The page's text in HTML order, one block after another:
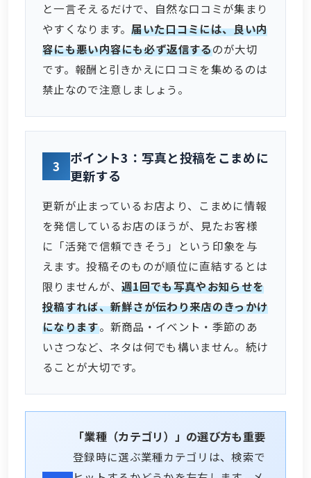
と一言そえるだけで、自然な口コミが集まり
やすくなります。届いた口コミには、良い内
容にも悪い内容にも必ず返信するのが大切
です。報酬と引きかえに口コミを集めるのは
禁止なので注意しましょう。
3
ポイント3：写真と投稿をこまめに
更新する
更新が止まっているお店より、こまめに情報
を発信しているお店のほうが、見たお客様
に「活発で信頼できそう」という印象を与
えます。投稿そのものが順位に直結するとは
限りませんが、週1回でも写真やお知らせを
投稿すれば、新鮮さが伝わり来店のきっかけ
になります。新商品・イベント・季節のあ
いさつなど、ネタは何でも構いません。続け
ることが大切です。
「業種（カテゴリ）」の選び方も重要
登録時に選ぶ業種カテゴリは、検索で